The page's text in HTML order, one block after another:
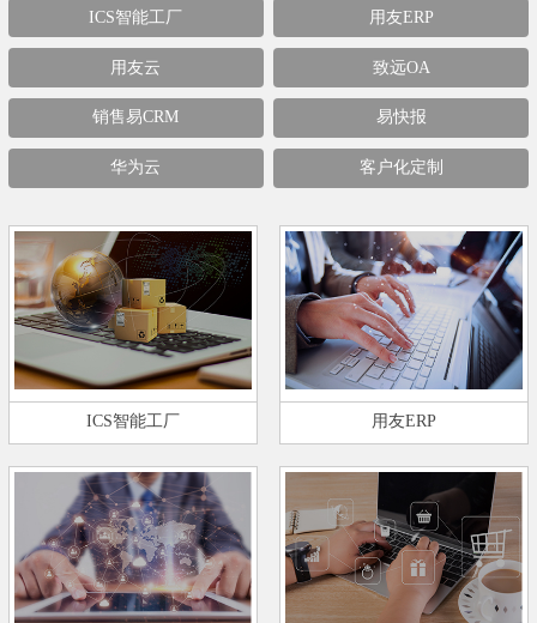
ICS智能工厂 用友ERP
用友云 致远OA
销售易CRM 易快报
华为云 客户化定制
ICS智能工厂 用友ERP